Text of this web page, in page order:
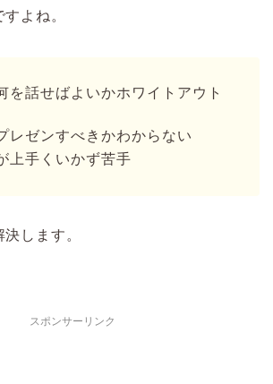
よね。
を話せばよいかホワイトアウト
レゼンすべきかわからない
上手くいかず苦手
します。
スポンサーリンク